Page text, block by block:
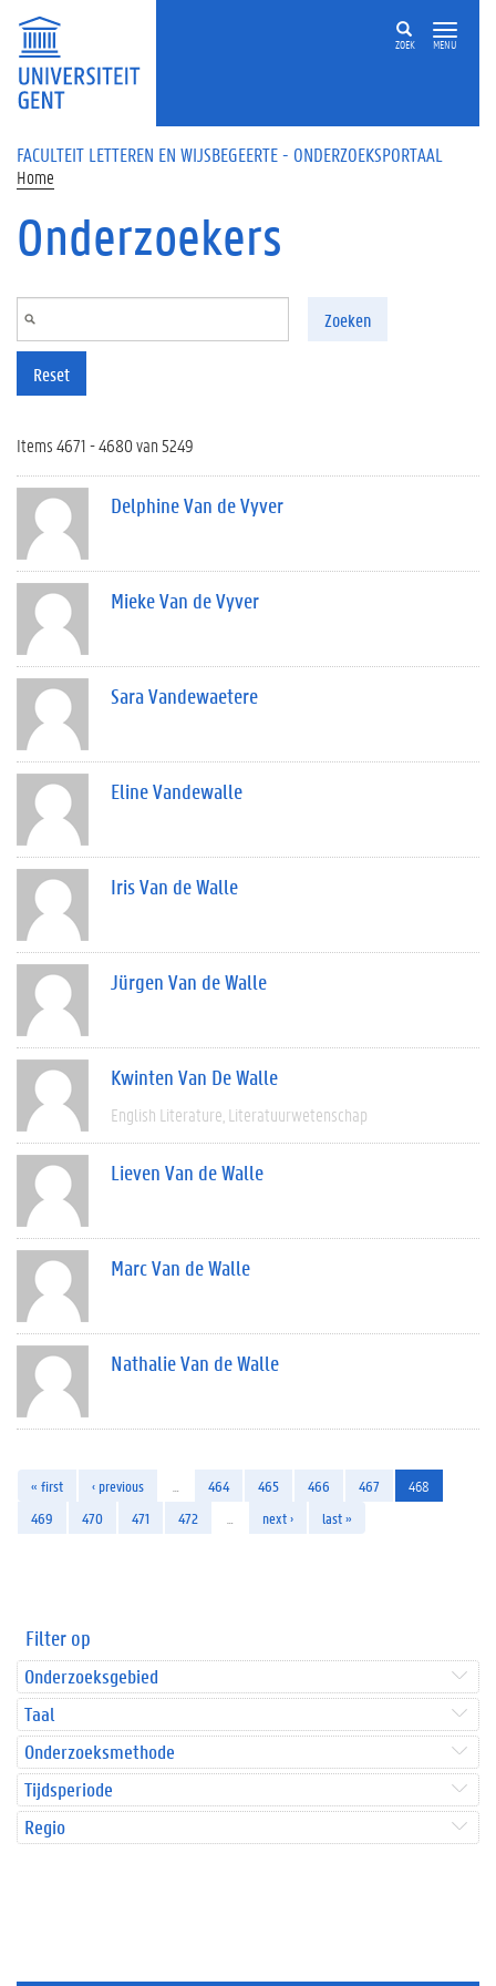
Overslaan en naar de inhoud gaan
ZOEK MENU
FACULTEIT LETTEREN EN WIJSBEGEERTE - ONDERZOEKSPORTAAL
Home
Onderzoekers
Zoeken
Reset
Items 4671 - 4680 van 5249
Delphine Van de Vyver
Mieke Van de Vyver
Sara Vandewaetere
Eline Vandewalle
Iris Van de Walle
Jürgen Van de Walle
Kwinten Van De Walle
English Literature Literatuurwetenschap
Lieven Van de Walle
Marc Van de Walle
Nathalie Van de Walle
« first ‹ previous 464 465 466 467
468
469
470 471 472 next › last »
Filter op
Onderzoeksgebied
Taal
Onderzoeksmethode
Tijdsperiode
Regio